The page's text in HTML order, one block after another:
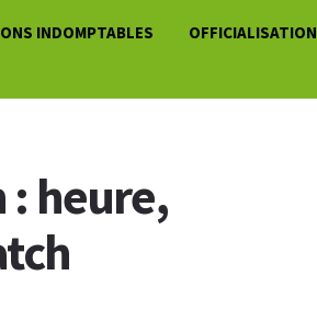
INDOMPTABLES OFFICIALISATION
: heure,